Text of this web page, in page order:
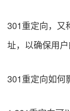
301重定向，又
址，以确保用户
301重定向如何